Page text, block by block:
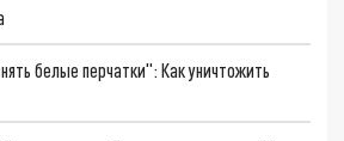
белые перчатки": Как уничтожить